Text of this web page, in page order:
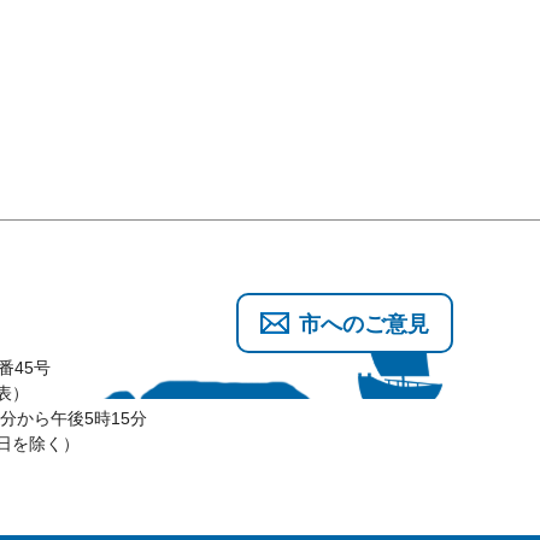
45号
から午後5時15分
を除く）
市へのご意見